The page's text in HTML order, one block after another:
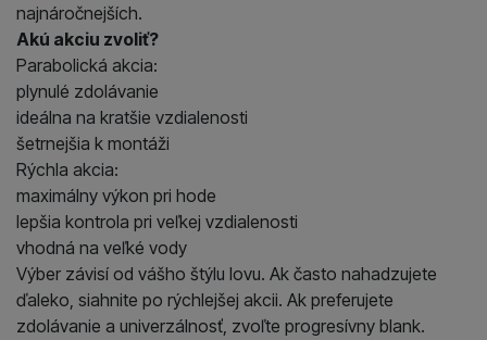
najnáročnejších.
Akú akciu zvoliť?
Parabolická akcia:
plynulé zdolávanie
ideálna na kratšie vzdialenosti
šetrnejšia k montáži
Rýchla akcia:
maximálny výkon pri hode
lepšia kontrola pri veľkej vzdialenosti
vhodná na veľké vody
Výber závisí od vášho štýlu lovu. Ak často nahadzujete
ďaleko, siahnite po rýchlejšej akcii. Ak preferujete
zdolávanie a univerzálnosť, zvoľte progresívny blank.